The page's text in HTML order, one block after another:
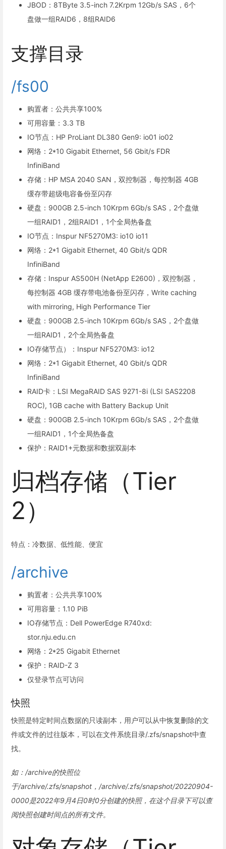
JBOD：8TByte 3.5-inch 7.2Krpm 12Gb/s SAS，6个
盘做一组RAID6，8组RAID6
支撑目录
/fs00
购置者：公共共享100%
可用容量：3.3 TB
IO节点：HP ProLiant DL380 Gen9: io01 io02
网络：2*10 Gigabit Ethernet, 56 Gbit/s FDR
InfiniBand
存储：HP MSA 2040 SAN，双控制器，每控制器 4GB
缓存带超级电容备份至闪存
硬盘：900GB 2.5-inch 10Krpm 6Gb/s SAS，2个盘做
一组RAID1，2组RAID1，1个全局热备盘
IO节点：Inspur NF5270M3: io10 io11
网络：2*1 Gigabit Ethernet, 40 Gbit/s QDR
InfiniBand
存储：Inspur AS500H (NetApp E2600)，双控制器，
每控制器 4GB 缓存带电池备份至闪存，Write caching
with mirroring, High Performance Tier
硬盘：900GB 2.5-inch 10Krpm 6Gb/s SAS，2个盘做
一组RAID1，2个全局热备盘
IO存储节点）：Inspur NF5270M3: io12
网络：2*1 Gigabit Ethernet, 40 Gbit/s QDR
InfiniBand
RAID卡：LSI MegaRAID SAS 9271-8i (LSI SAS2208
ROC), 1GB cache with Battery Backup Unit
硬盘：900GB 2.5-inch 10Krpm 6Gb/s SAS，2个盘做
一组RAID1，1个全局热备盘
保护：RAID1+元数据和数据双副本
归档存储（Tier
2）
特点：冷数据、低性能、便宜
/archive
购置者：公共共享100%
可用容量：1.10 PiB
IO存储节点：Dell PowerEdge R740xd:
stor.nju.edu.cn
网络：2*25 Gigabit Ethernet
保护：RAID-Z 3
仅登录节点可访问
快照
快照是特定时间点数据的只读副本，用户可以从中恢复删除的文
件或文件的过往版本，可以在文件系统目录/.zfs/snapshot中查
找。
如：/archive的快照位
于/archive/.zfs/snapshot，/archive/.zfs/snapshot/20220904-
0000是2022年9月4日0时0分创建的快照，在这个目录下可以查
阅快照创建时间点的所有文件。